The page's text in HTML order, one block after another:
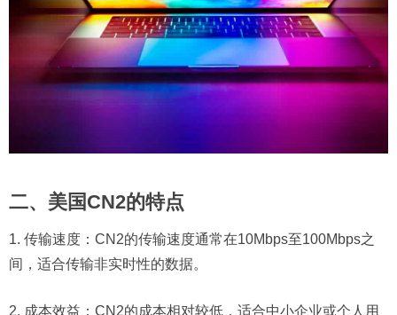
二、美国CN2的特点
1. 传输速度：CN2的传输速度通常在10Mbps至100Mbps之
间，适合传输非实时性的数据。
2. 成本效益：CN2的成本相对较低，适合中小企业或个人用